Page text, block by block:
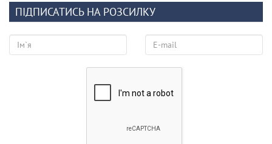
ПІДПИСАТИСЬ НА РОЗСИЛКУ